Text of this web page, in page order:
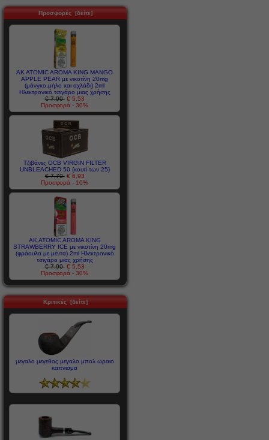
Προσφορές [δείτε]
AK ATOMIC AROMA KING MANGO
APPLE PEAR με νικοτίνη 20mg
(μάνγκο,μήλο και αχλάδι) 2ml
Ηλεκτρονικό τσιγάρο μιας χρήσης
€ 7,90 € 5,53
Προσφορά - 30%
Τζιβάνες OCB VIRGIN FILTER
UNBLEACHED 50 (κουτί των 25)
€ 7,70 € 6,93
Προσφορά - 10%
AK ATOMIC AROMA KING
STRAWBERRY ICE με νικοτίνη 20mg
(φράουλα με μέντα) 2ml Ηλεκτρονικό
τσιγάρο μιας χρήσης
€ 7,90 € 5,53
Προσφορά - 30%
Κριτικές [δείτε]
μεγαλο μεγεθος μεγαλο μπολ ωραιο
καπνισμα